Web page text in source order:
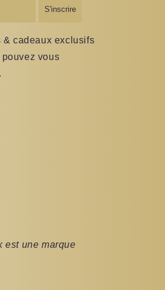
S'inscrire
& cadeaux exclusifs
vous
est une marque